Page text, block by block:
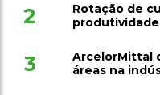
2
Rotação de
3
ArcelorMittal
áreas na